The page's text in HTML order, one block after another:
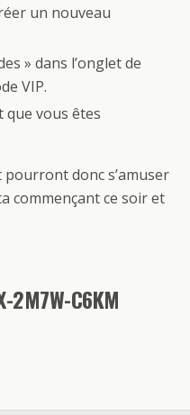
un nouveau
» dans l’onglet de
VIP.
que vous êtes
donc s’amuser
commençant ce soir et
2M7W-C6KM